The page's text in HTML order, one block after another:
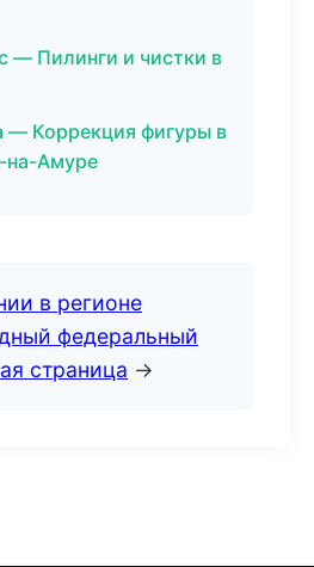
— Пилинги и чистки в
— Коррекция фигуры в
на-Амуре
в регионе
федеральный
страница →